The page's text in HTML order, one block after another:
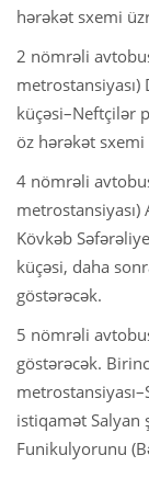
hərəkət sxemi
2 nömrəli
küçəsi–Neftçilər
öz hərəkət sxemi
4 nömrəli
Kövkəb
küçəsi, daha
göstərəcək.
5 nömrəli
göstərəcək.
istiqamət Salyan
Funikulyorunu